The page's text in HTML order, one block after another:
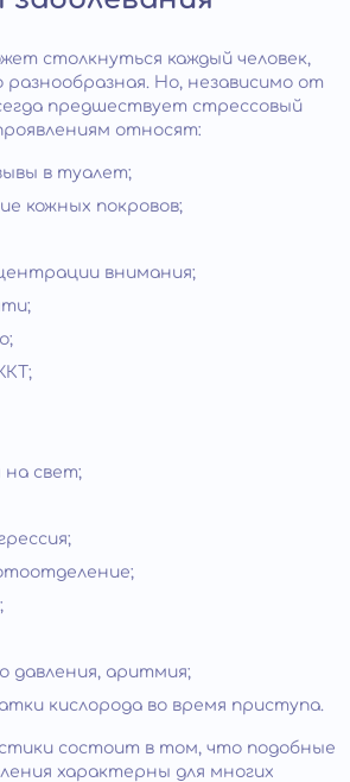
столкнуться каждый человек,
Но, независимо от
предшествует стрессовый
относят:
в туалет;
кожных покровов;
внимания;
на свет;
давления, аритмия;
кислорода во время приступа.
состоит в том, что подобные
характерны для многих